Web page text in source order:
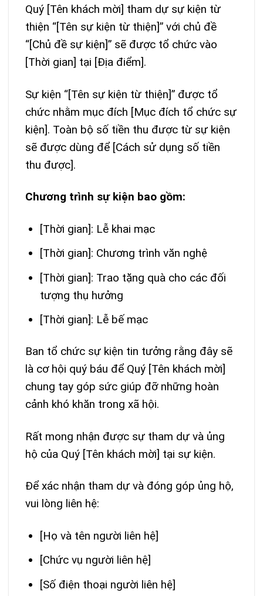
Quý [Tên khách mời] tham dự sự kiện từ
thiện “[Tên sự kiện từ thiện]” với chủ đề
“[Chủ đề sự kiện]” sẽ được tổ chức vào
[Thời gian] tại [Địa điểm].
Sự kiện “[Tên sự kiện từ thiện]” được tổ
chức nhằm mục đích [Mục đích tổ chức sự
kiện]. Toàn bộ số tiền thu được từ sự kiện
sẽ được dùng để [Cách sử dụng số tiền
thu được].
Chương trình sự kiện bao gồm:
[Thời gian]: Lễ khai mạc
[Thời gian]: Chương trình văn nghệ
[Thời gian]: Trao tặng quà cho các đối
tượng thụ hưởng
[Thời gian]: Lễ bế mạc
Ban tổ chức sự kiện tin tưởng rằng đây sẽ
là cơ hội quý báu để Quý [Tên khách mời]
chung tay góp sức giúp đỡ những hoàn
cảnh khó khăn trong xã hội.
Rất mong nhận được sự tham dự và ủng
hộ của Quý [Tên khách mời] tại sự kiện.
Để xác nhận tham dự và đóng góp ủng hộ,
vui lòng liên hệ:
[Họ và tên người liên hệ]
[Chức vụ người liên hệ]
[Số điện thoại người liên hệ]